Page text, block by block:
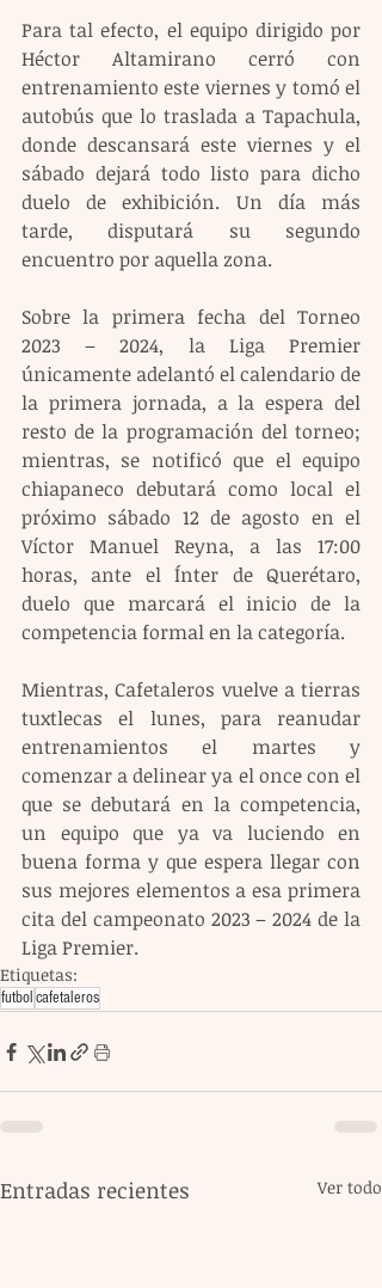
Para tal efecto, el equipo dirigido por
Héctor Altamirano cerró con
entrenamiento este viernes y tomó el
autobús que lo traslada a Tapachula,
donde descansará este viernes y el
sábado dejará todo listo para dicho
duelo de exhibición. Un día más
tarde, disputará su segundo
encuentro por aquella zona.
Sobre la primera fecha del Torneo
2023 – 2024, la Liga Premier
únicamente adelantó el calendario de
la primera jornada, a la espera del
resto de la programación del torneo;
mientras, se notificó que el equipo
chiapaneco debutará como local el
próximo sábado 12 de agosto en el
Víctor Manuel Reyna, a las 17:00
horas, ante el Ínter de Querétaro,
duelo que marcará el inicio de la
competencia formal en la categoría.
Mientras, Cafetaleros vuelve a tierras
tuxtlecas el lunes, para reanudar
entrenamientos el martes y
comenzar a delinear ya el once con el
que se debutará en la competencia,
un equipo que ya va luciendo en
buena forma y que espera llegar con
sus mejores elementos a esa primera
cita del campeonato 2023 – 2024 de la
Liga Premier.
Etiquetas:
futbolcafetaleros
Entradas recientes Ver todo